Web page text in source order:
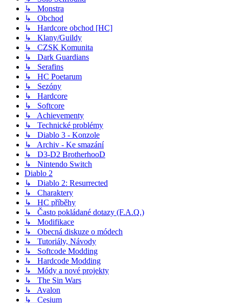
↳ Monstra
↳ Obchod
↳ Hardcore obchod [HC]
↳ Klany/Guildy
↳ CZSK Komunita
↳ Dark Guardians
↳ Serafins
↳ HC Poetarum
↳ Sezóny
↳ Hardcore
↳ Softcore
↳ Achievementy
↳ Technické problémy
↳ Diablo 3 - Konzole
↳ Archiv - Ke smazání
↳ D3-D2 BrotherhooD
↳ Nintendo Switch
Diablo 2
↳ Diablo 2: Resurrected
↳ Charaktery
↳ HC příběhy
↳ Často pokládané dotazy (F.A.Q.)
↳ Modifikace
↳ Obecná diskuze o módech
↳ Tutoriály, Návody
↳ Softcode Modding
↳ Hardcode Modding
↳ Módy a nové projekty
↳ The Sin Wars
↳ Avalon
↳ Cesium